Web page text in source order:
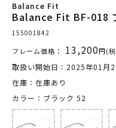
Balance Fit
Balance Fit BF-018
155001842
フレーム価格： 13,200円(
取扱い開始日：2025年01月
在庫：在庫あり
カラー：ブラック 52